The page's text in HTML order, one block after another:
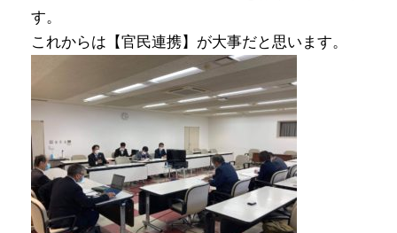
す。
これからは【官民連携】が大事だと思います。